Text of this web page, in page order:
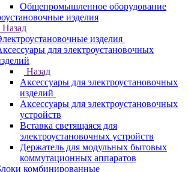
Общепромышленное оборудование
изделия
Назад
изделия
для электроустановочных
Назад
Аксессуары для электроустановочных
изделий
Аксессуары для электроустановочных
устройств
Вставка светящаяся для
электроустановочных устройств
Держатель для модульных бытовых
коммутационных аппаратов
комбинированные